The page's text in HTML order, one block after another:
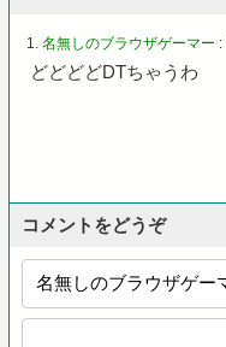
1. 名無しのブラウザゲーマー :
どどどどDTちゃうわ
コメントをどうぞ